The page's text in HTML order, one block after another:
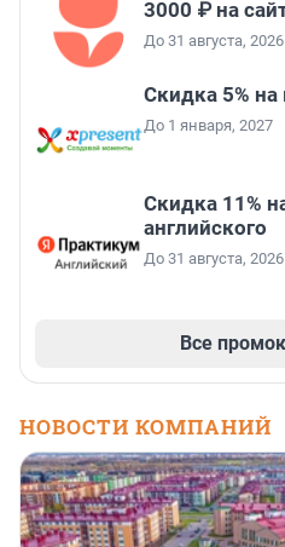
3000 ₽ на
До 31 августа, 2026
Скидка 5%
До 1 января, 2027
Скидка 11%
английского
До 31 августа, 2026
Все
НОВОСТИ КОМПАНИЙ